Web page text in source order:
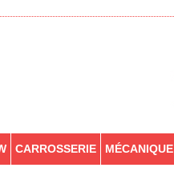
CARROSSERIE MÉCANIQUE